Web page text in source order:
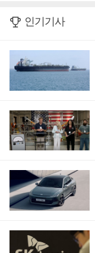
인기기사